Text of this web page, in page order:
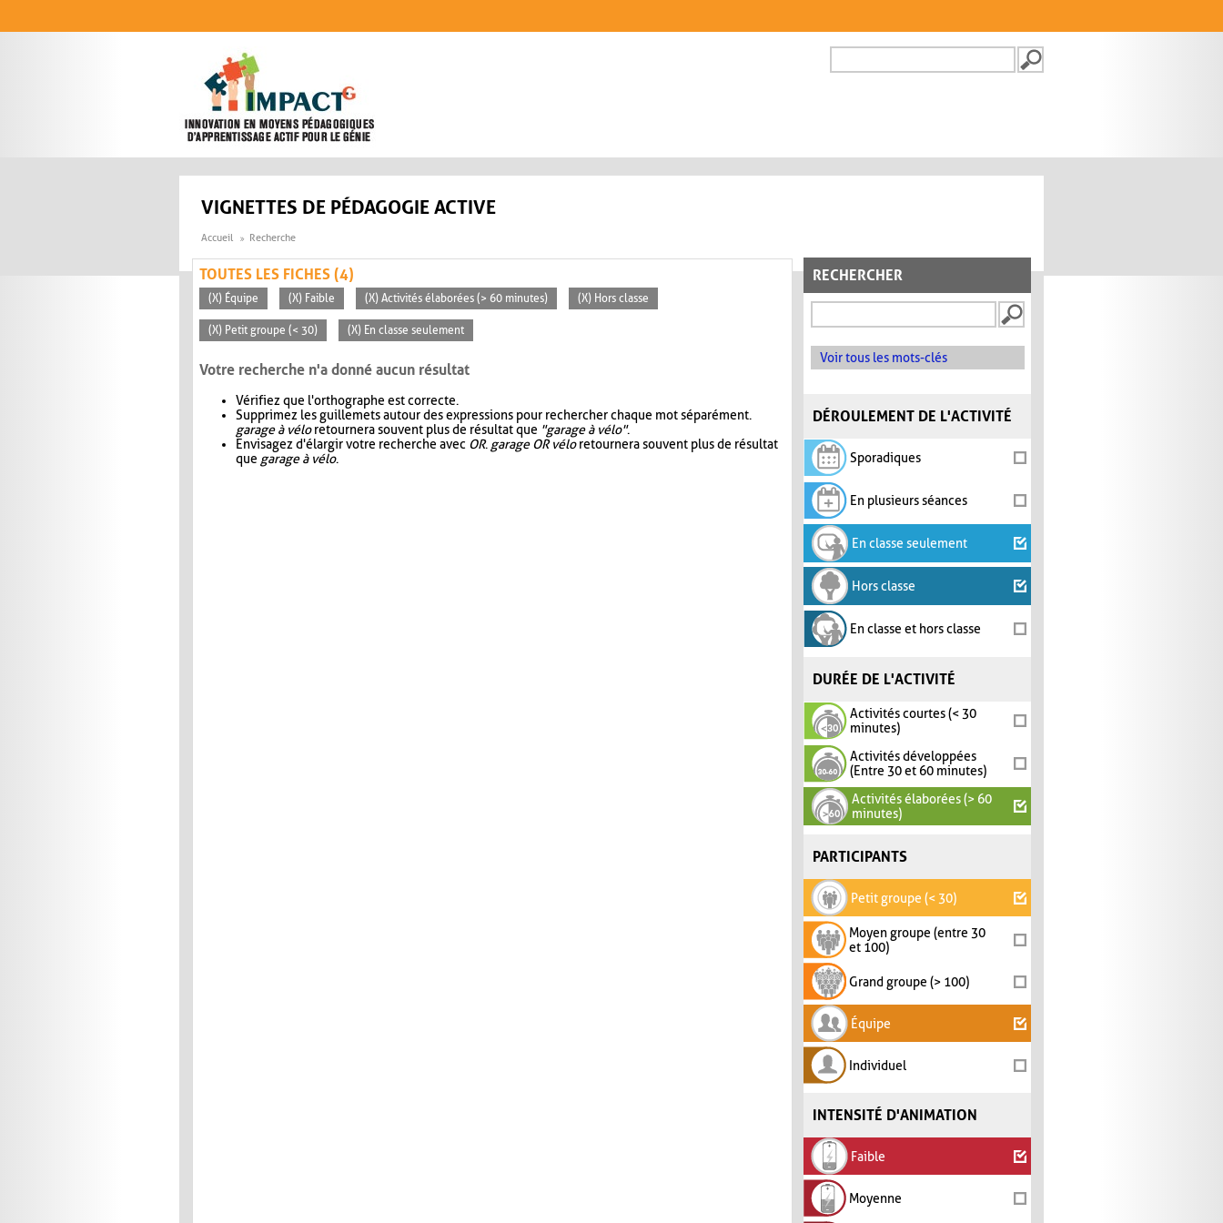
FORMULAIRE DE
VIGNETTES DE PÉDAGOGIE ACTIVE
Accueil Recherche
RECHERCHER
Voir tous les mots-clés
DÉROULEMENT DE L'ACTIVITÉ
Sporadiques
En plusieurs séances
En classe seulement
Hors classe
En classe et hors classe
DURÉE DE L'ACTIVITÉ
Activités courtes (< 30
minutes)
Activités développées
(Entre 30 et 60 minutes)
Activités élaborées (> 60
minutes)
PARTICIPANTS
Petit groupe (< 30)
Moyen groupe (entre 30
et 100)
Grand groupe (> 100)
Équipe
Individuel
INTENSITÉ D'ANIMATION
Faible
Moyenne
TOUTES LES FICHES (4)
(X) Équipe (X) Faible (X) Activités élaborées (> 60 minutes) (X) Hors classe
(X) Petit groupe (< 30) (X) En classe seulement
Votre recherche n'a donné aucun résultat
Vérifiez que l'orthographe est correcte.
Supprimez les guillemets autour des expressions pour rechercher chaque mot séparément.
garage à véloretournera souvent plus de résultat que "garage à vélo".
Envisagez d'élargir votre recherche avec OR. garage OR véloretournera souvent plus de résultat
que garage à vélo.